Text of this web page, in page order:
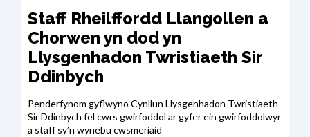
Staff Rheilffordd Llangollen a
Chorwen yn dod yn
Llysgenhadon Twristiaeth Sir
Ddinbych
Penderfynom gyflwyno Cynllun Llysgenhadon Twristiaeth
Sir Ddinbych fel cwrs gwirfoddol ar gyfer ein gwirfoddolwyr
a staff sy’n wynebu cwsmeriaid